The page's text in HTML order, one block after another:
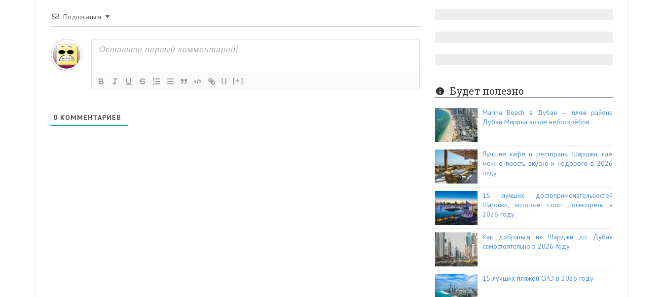
Подписаться
{} [+]
0 КОММЕНТАРИЕВ
Будет полезно
Marina Beach в Дубае — пляж района
Дубай Марина возле небоскрёбов
Лучшие кафе и рестораны Шарджи, где
можно поесть вкусно и недорого в 2026
году
15 лучших достопримечательностей
Шарджи, которые стоит посмотреть в
2026 году
Как добраться из Шарджи до Дубая
самостоятельно в 2026 году
15 лучших пляжей ОАЭ в 2026 году